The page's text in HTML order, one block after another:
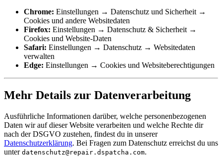
Chrome: Einstellungen → Datenschutz und Sicherheit →
Cookies und andere Websitedaten
Firefox: Einstellungen → Datenschutz & Sicherheit →
Cookies und Website-Daten
Safari: Einstellungen → Datenschutz → Websitedaten
verwalten
Edge: Einstellungen → Cookies und Websiteberechtigungen
Mehr Details zur Datenverarbeitung
Ausführliche Informationen darüber, welche personenbezogenen
Daten wir auf dieser Website verarbeiten und welche Rechte dir
nach der DSGVO zustehen, findest du in unserer
Datenschutzerklärung. Bei Fragen zum Datenschutz erreichst du uns
unter datenschutz@repair.dspatcha.com.